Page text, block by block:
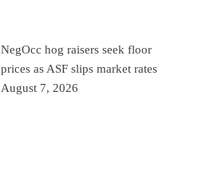
NegOcc hog raisers seek floor
prices as ASF slips market rates
August 7, 2026